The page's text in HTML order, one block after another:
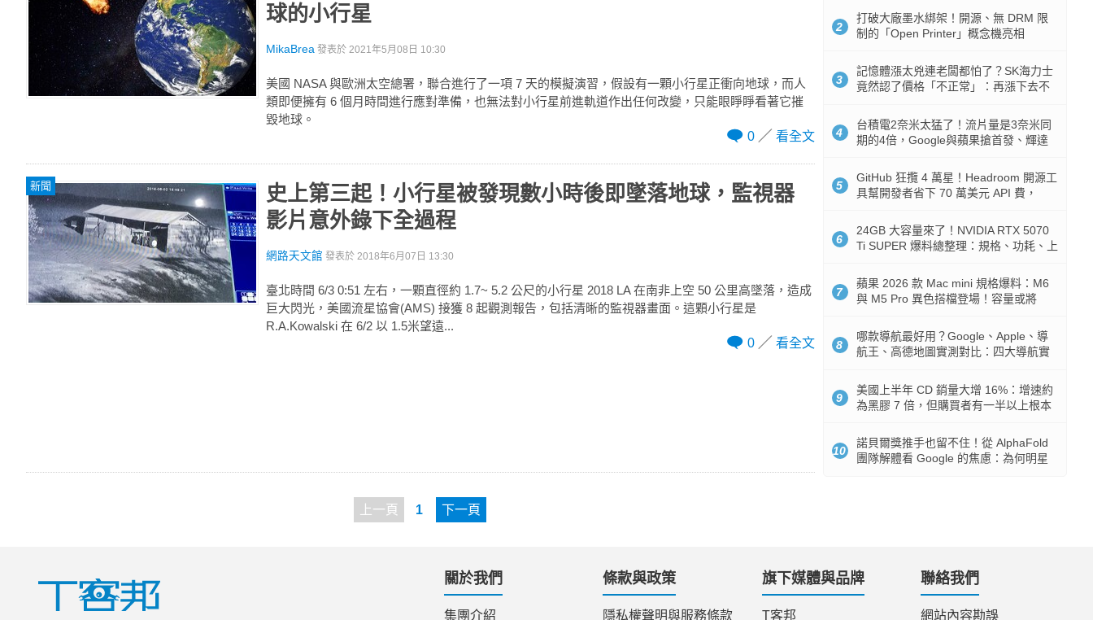
球的小行星
MikaBrea 發表於 2021年5月08日 10:30
美國 NASA 與歐洲太空總署，聯合進行了一項 7 天的模擬演習，假設有一顆小行星正衝向地球，而人
類即便擁有 6 個月時間進行應對準備，也無法對小行星前進軌道作出任何改變，只能眼睜睜看著它摧
毀地球。
0
看全文
新聞
史上第三起！小行星被發現數小時後即墜落地球，監視器
影片意外錄下全過程
網路天文館 發表於 2018年6月07日 13:30
臺北時間 6/3 0:51 左右，一顆直徑約 1.7~ 5.2 公尺的小行星 2018 LA 在南非上空 50 公里高墜落，造成
巨大閃光，美國流星協會(AMS) 接獲 8 起觀測報告，包括清晰的監視器畫面。這顆小行星是
R.A.Kowalski 在 6/2 以 1.5米望遠...
0
看全文
上一頁 1 下一頁
2
打破大廠墨水綁架！開源、無 DRM 限
制的「Open Printer」概念機亮相
3
記憶體漲太兇連老闆都怕了？SK海力士
竟然認了價格「不正常」：再漲下去不
4
台積電2奈米太猛了！流片量是3奈米同
期的4倍，Google與蘋果搶首發、輝達
5
GitHub 狂攬 4 萬星！Headroom 開源工
具幫開發者省下 70 萬美元 API 費，
6
24GB 大容量來了！NVIDIA RTX 5070
Ti SUPER 爆料總整理：規格、功耗、上
7
蘋果 2026 款 Mac mini 規格爆料：M6
與 M5 Pro 異色搭檔登場！容量或將
8
哪款導航最好用？Google、Apple、導
航王、高德地圖實測對比：四大導航實
9
美國上半年 CD 銷量大增 16%：增速約
為黑膠 7 倍，但購買者有一半以上根本
10
諾貝爾獎推手也留不住！從 AlphaFold
團隊解體看 Google 的焦慮：為何明星
關於我們
集團介紹
條款與政策
隱私權聲明與服務條款
旗下媒體與品牌
T客邦
聯絡我們
網站內容勘誤